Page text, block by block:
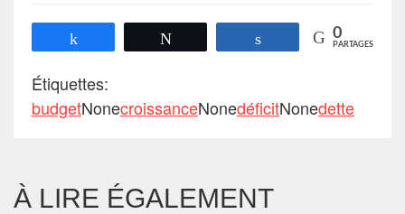
Partagez 0
PARTAGES
Étiquettes:
budgetNonecroissanceNonedéficitNonedette
À LIRE ÉGALEMENT